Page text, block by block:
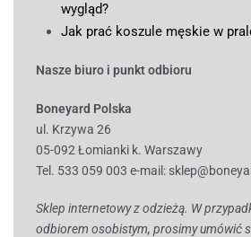
wygląd?
Jak prać koszule męskie w
Nasze biuro i punkt odbioru
Boneyard Polska
ul. Krzywa 26
05-092 Łomianki k. Warszawy
Tel. 533 059 003 e-mail:
Sklep internetowy z odzieżą. W
odbiorem osobistym, prosimy umówić